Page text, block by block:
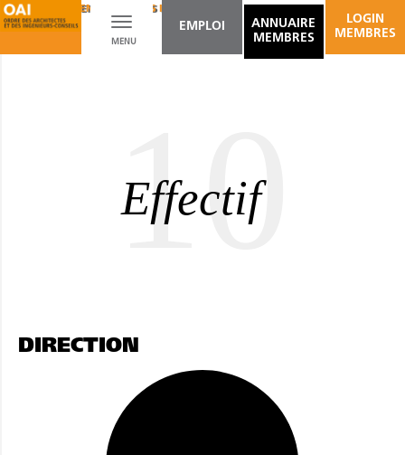
Toggle
navigation
MENU
EMPLOI
ANNUAIRE
MEMBRES
LOGIN
MEMBRES
AMÉNAGEMENT D'ESPACES INTÉRIEURS
10
Effectif
DIRECTION